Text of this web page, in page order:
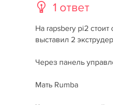
1 ответ
На rapsbery pi2
выставил 2
Через панель
Мать Rumba